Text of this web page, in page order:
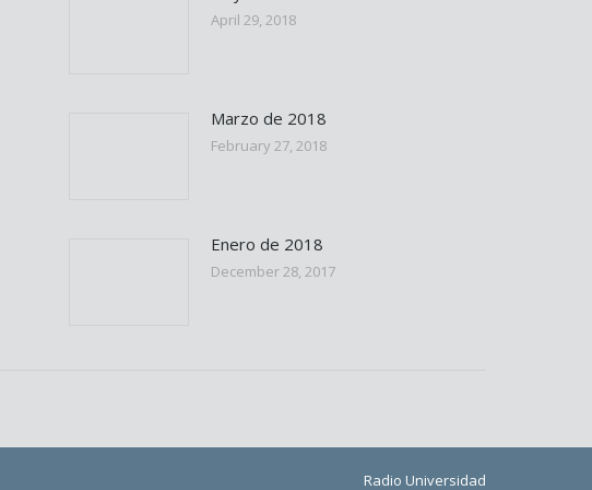
April 29, 2018
Marzo de 2018
February 27, 2018
Enero de 2018
December 28, 2017
Radio Universidad